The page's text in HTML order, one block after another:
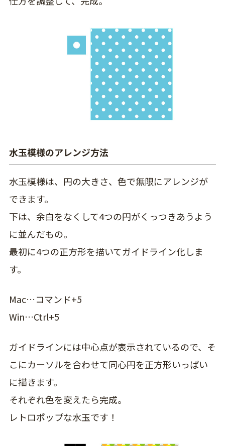
水玉模様のアレンジ方法
水玉模様は、円の大きさ、色で無限にアレンジが
できます。
下は、余白をなくして4つの円がくっつきあうよう
に並んだもの。
最初に4つの正方形を描いてガイドライン化しま
す。
Mac…コマンド+5
Win…Ctrl+5
ガイドラインには中心点が表示されているので、そ
こにカーソルを合わせて同心円を正方形いっぱい
に描きます。
それぞれ色を変えたら完成。
レトロポップな水玉です！